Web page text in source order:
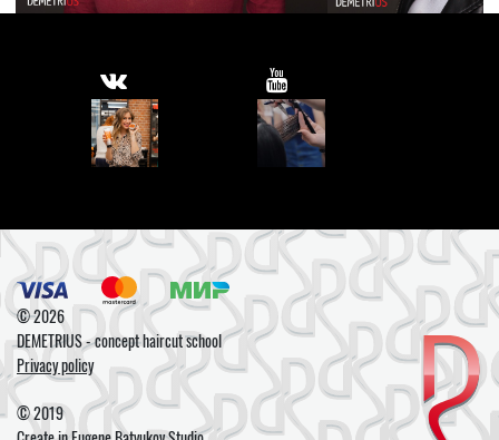
© 2026
DEMETRIUS - concept haircut school
Privacy policy
© 2019